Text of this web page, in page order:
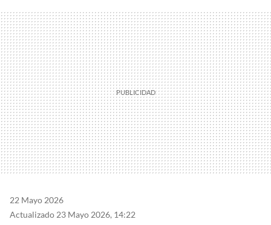
MAIL
22 Mayo 2026
Actualizado 23 Mayo 2026, 14:22